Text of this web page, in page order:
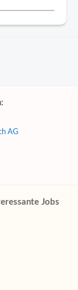
AG
Jobs